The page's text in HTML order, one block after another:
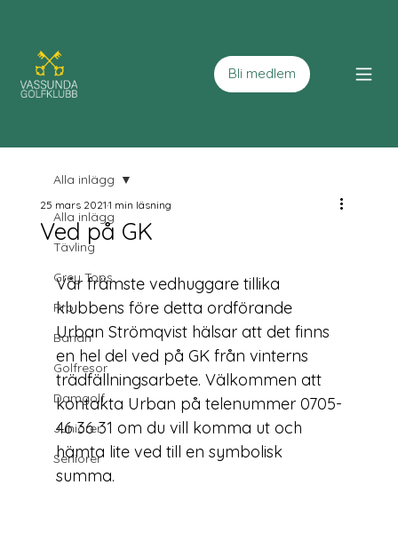
Bli medlem
Alla inlägg
Tävling
Grey Tops
Pro
Banan
Golfresor
Damgolf
Juniorer
Seniorer
Alla inlägg
Ved på GK
25 mars 20211 min läsning
Vår främste vedhuggare tillika
klubbens före detta ordförande
Urban Strömqvist hälsar att det finns
en hel del ved på GK från vinterns
trädfällningsarbete. Välkommen att
kontakta Urban på telenummer 0705-
46 36 31 om du vill komma ut och
hämta lite ved till en symbolisk